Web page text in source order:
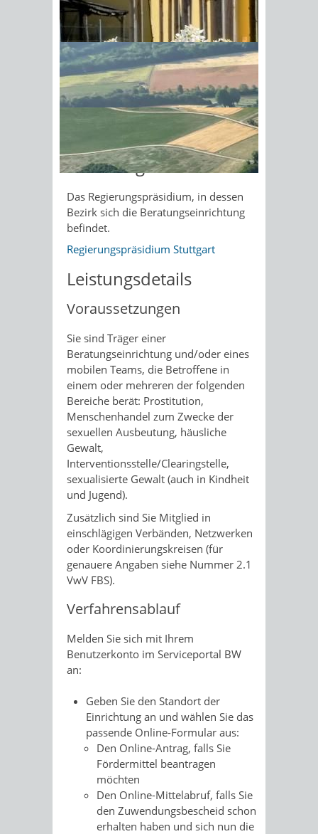
Sonnenschein am Morgen im
Ahornwald
Gewalt sowie von Interventionsstellen
und von Beratungsstellen bei
sexualisierter Gewalt und gegen
sexualisierte Gewalt in Kindheit und
Jugend. Das Land unterstützt diese
Einrichtungen finanziell über die
Verwaltungsvorschrift für die
Förderung des Ausbaus der
Fachberatungsstellen(VwV FBS).
Zuständige Stelle
Das Regierungspräsidium, in dessen
Bezirk sich die Beratungseinrichtung
befindet.
Regierungspräsidium Stuttgart
Leistungsdetails
Voraussetzungen
Sie sind Träger einer
Beratungseinrichtung und/oder eines
mobilen Teams, die Betroffene in
einem oder mehreren der folgenden
Bereiche berät: Prostitution,
Menschenhandel zum Zwecke der
sexuellen Ausbeutung, häusliche
Gewalt,
Interventionsstelle/Clearingstelle,
sexualisierte Gewalt (auch in Kindheit
und Jugend).
Zusätzlich sind Sie Mitglied in
einschlägigen Verbänden, Netzwerken
oder Koordinierungskreisen (für
genauere Angaben siehe Nummer 2.1
VwV FBS).
Verfahrensablauf
Melden Sie sich mit Ihrem
Benutzerkonto im Serviceportal BW
an:
Geben Sie den Standort der
Einrichtung an und wählen Sie das
passende Online-Formular aus:
Den Online-Antrag, falls Sie
Fördermittel beantragen
möchten
Den Online-Mittelabruf, falls Sie
den Zuwendungsbescheid schon
erhalten haben und sich nun die